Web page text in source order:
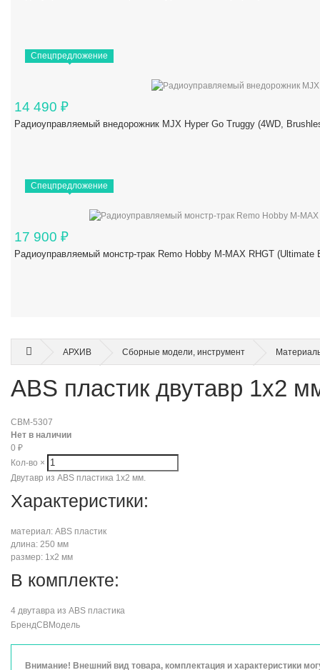
Спецпредложение
14 490 ₽
Радиоуправляемый внедорожник MJX Hyper Go Truggy (4WD,
Спецпредложение
17 900 ₽
Радиоуправляемый монстр-трак Remo Hobby M-MAX RHGT
АРХИВ Сборные модели, инструмент
ABS пластик двутавр 1х2
CBM-5307
Нет в наличии
0 ₽
Кол-во ×
Двутавр из ABS пластика 1х2 мм.
Характеристики:
материал: ABS пластик
длина: 250 мм
размер: 1х2 мм
В комплекте:
4 двутавра из ABS пластика
БрендСВМодель
Внимание! Внешний вид товара, комплектация и характеристики